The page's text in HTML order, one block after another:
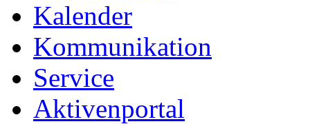
Kalender
Kommunikation
Service
Aktivenportal